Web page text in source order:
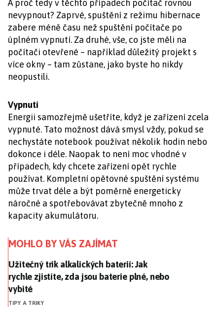
A proč tedy v těchto případech počítač rovnou
nevypnout? Zaprvé, spuštění z režimu hibernace
zabere méně času než spuštění počítače po
úplném vypnutí. Za druhé, vše, co jste měli na
počítači otevřené – například důležitý projekt s
více okny – tam zůstane, jako byste ho nikdy
neopustili.
Vypnutí
Energii samozřejmě ušetříte, když je zařízení zcela
vypnuté. Tato možnost dává smysl vždy, pokud se
nechystáte notebook používat několik hodin nebo
dokonce i déle. Naopak to není moc vhodné v
případech, kdy chcete zařízení opět rychle
používat. Kompletní opětovné spuštění systému
může trvat déle a být poměrně energeticky
náročné a spotřebovávat zbytečně mnoho z
kapacity akumulátoru.
MOHLO BY VÁS ZAJÍMAT
Užitečný trik alkalických baterií: Jak rychle zjistíte,
Užitečný trik alkalických baterií: Jak
rychle zjistíte, zda jsou baterie plné, nebo
vybité
TIPY A TRIKY